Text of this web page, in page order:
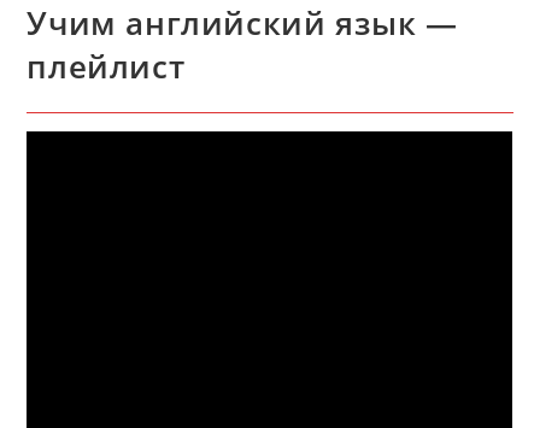
Учим английский язык —
плейлист